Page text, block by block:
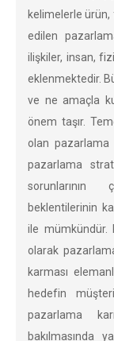
kelimelerle
edilen
ilişkiler, insan,
eklenmektedir.
ve ne amaçla
önem taşır.
olan pazarlama
pazarlama
sorunlarının
beklentilerinin
ile mümkündür.
olarak
karması
hedefin
pazarlama
bakılmasında